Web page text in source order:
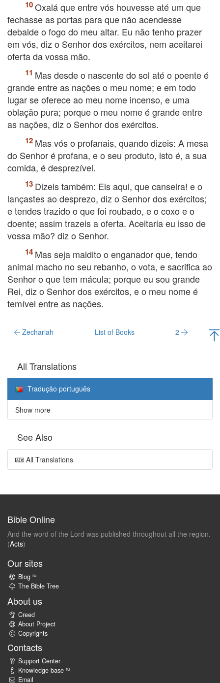
Oxalá que entre vós houvesse até um que
fechasse as portas para que não acendesse
debalde o fogo do meu altar. Eu não tenho prazer
em vós, diz o Senhor dos exércitos, nem aceitarei
oferta da vossa mão.
Mas desde o nascente do sol até o poente é
grande entre as nações o meu nome; e em todo
lugar se oferece ao meu nome incenso, e uma
oblação pura; porque o meu nome é grande entre
as nações, diz o Senhor dos exércitos.
Mas vós o profanais, quando dizeis: A mesa
do Senhor é profana, e o seu produto, isto é, a sua
comida, é desprezível.
Dizeis também: Eis aqui, que canseira! e o
lançastes ao desprezo, diz o Senhor dos exércitos;
e tendes trazido o que foi roubado, e o coxo e o
doente; assim trazeis a oferta. Aceitaria eu isso de
vossa mão? diz o Senhor.
Mas seja maldito o enganador que, tendo
animal macho no seu rebanho, o vota, e sacrifica ao
Senhor o que tem mácula; porque eu sou grande
Rei, diz o Senhor dos exércitos, e o meu nome é
temível entre as nações.
Zechariah List of Books 2
All Translations
Tradução português
Show more
See Also
All Translations
Bible Online
And the word of the Lord was published throughout all the region.
(Acts)
Our sites
Blog ru
The Bible Tree
About us
Creed
About Project
Copyrights
Contacts
Support Center
Knowledge base ru
Email